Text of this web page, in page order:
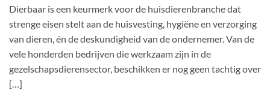
Dierbaar is een keurmerk voor de huisdierenbranche dat
strenge eisen stelt aan de huisvesting, hygiëne en verzorging
van dieren, én de deskundigheid van de ondernemer. Van de
vele honderden bedrijven die werkzaam zijn in de
gezelschapsdierensector, beschikken er nog geen tachtig over
[…]